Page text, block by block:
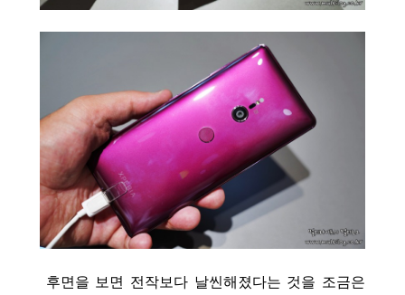
후면을 보면 전작보다 날씬해졌다는 것을 조금은